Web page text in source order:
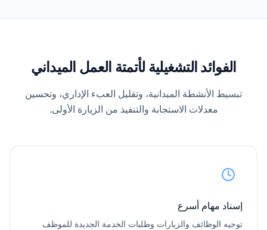
الفوائد التشغيلية لأتمتة العمل الميداني
تبسيط الأنشطة الميدانية، وتقليل العبء الإداري، وتحسين
معدلات الاستجابة والتنفيذ من الزيارة الأولى.
إسناد مهام أسرع
توجيه الوظائف والزيارات وطلبات الخدمة الجديدة للموظف